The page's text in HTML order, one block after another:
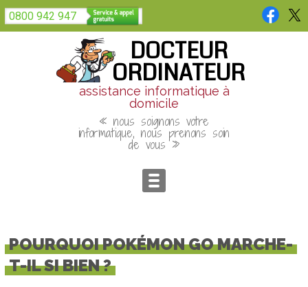
0800 942 947
DOCTEUR
ORDINATEUR
assistance informatique à
domicile
« nous soignons votre
informatique, nous prenons soin
de vous »
POURQUOI POKÉMON GO MARCHE-
T-IL SI BIEN ?
Panneau de gestion des cookies